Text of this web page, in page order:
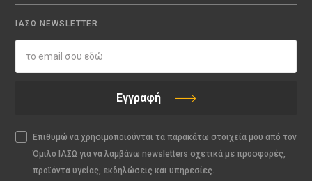
ΙΑΣΩ NEWSLETTER
Εγγραφή
Επιθυμώ να χρησιμοποιούνται τα παρακάτω στοιχεία μου από τον
Όμιλο ΙΑΣΩ για να λαμβάνω newsletters σχετικά με προσφορές,
προϊόντα υγείας, εκδηλώσεις και υπηρεσίες.